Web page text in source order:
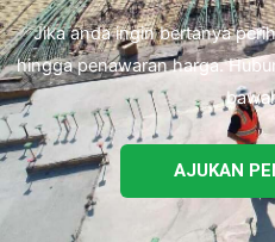
Jika anda ingin bertanya
hingga penawaran harga.
AJUKAN